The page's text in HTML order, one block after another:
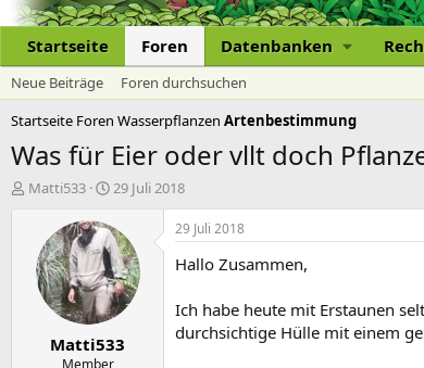
Startseite Foren Datenbanken
Neue Beiträge
Foren durchsuchen
Startseite Foren Wasserpflanzen Artenbestimmung
Was für Eier oder vllt doch
E
Matti533
E
s
t
e
l
l
t
a
m
29 Juli 2018
Matti533
Member
29 Juli 2018
Hallo Zusammen,
Ich habe heute mit Erstaunen
durchsichtige Hülle mit einem